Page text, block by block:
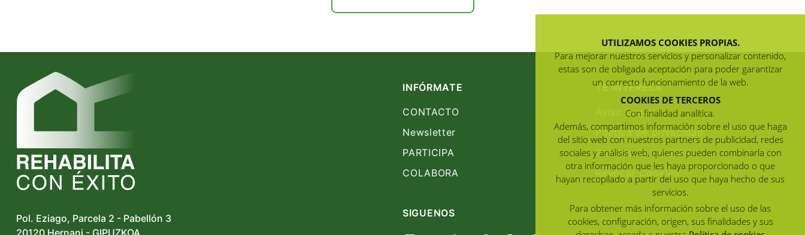
UTILIZAMOS COOKIES PROPIAS.
Para mejorar nuestros servicios y personalizar contenido,
estas son de obligada aceptación para poder garantizar
un correcto funcionamiento de la web.
COOKIES DE TERCEROS
Con finalidad analítica.
Además, compartimos información sobre el uso que haga
del sitio web con nuestros partners de publicidad, redes
sociales y análisis web, quienes pueden combinarla con
otra información que les haya proporcionado o que
hayan recopilado a partir del uso que haya hecho de sus
servicios.
Para obtener más información sobre el uso de las
cookies, configuración, origen, sus finalidades y sus
Pol. Eziago, Parcela 2 - Pabellón 3
20120 Hernani - GIPUZKOA
INFÓRMATE
CONTACTO
Newsletter
PARTICIPA
COLABORA
TE INTERESA
Aviso Legal
Política de privacidad
Política de cookies
Revocar Cookies
SIGUENOS